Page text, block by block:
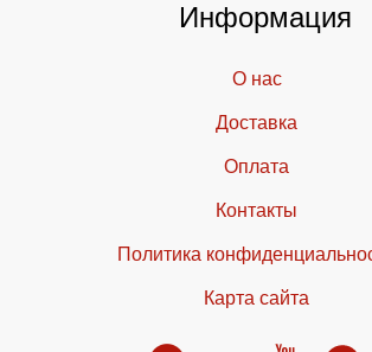
Информация
О нас
Доставка
Оплата
Контакты
Политика
Карта сайта